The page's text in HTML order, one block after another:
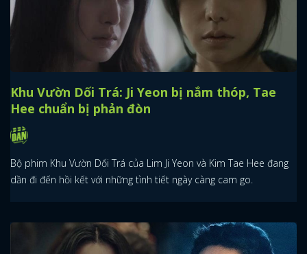
Khu Vườn Dối Trá: Ji Yeon bị nắm thóp, Tae
Hee chuẩn bị phản đòn
Bộ phim Khu Vườn Dối Trá của Lim Ji Yeon và Kim Tae Hee đang
dần đi đến hồi kết với những tình tiết ngày càng cam go.